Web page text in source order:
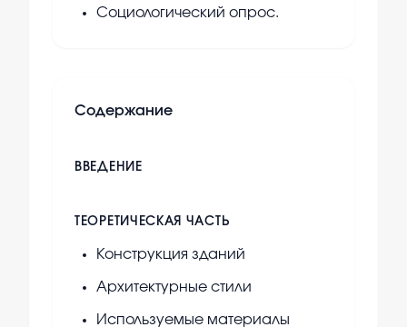
Социологический опрос.
Содержание
ВВЕДЕНИЕ
ТЕОРЕТИЧЕСКАЯ ЧАСТЬ
Конструкция зданий
Архитектурные стили
Используемые материалы